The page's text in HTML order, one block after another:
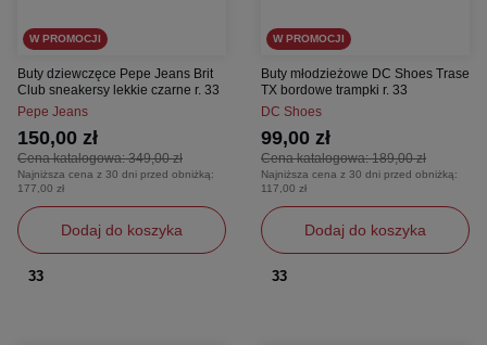
W PROMOCJI
Buty dziewczęce Pepe Jeans Brit
Club sneakersy lekkie czarne r. 33
Pepe Jeans
Cena katalogowa:349,00 zł
150,00 zł
Najniższa cena z 30 dni przed obniżką:
177,00 zł
Dodaj do koszyka
33
W PROMOCJI
Buty młodzieżowe DC Shoes Trase
TX bordowe trampki r. 33
DC Shoes
Cena katalogowa:189,00 zł
99,00 zł
Najniższa cena z 30 dni przed obniżką:
117,00 zł
Dodaj do koszyka
33